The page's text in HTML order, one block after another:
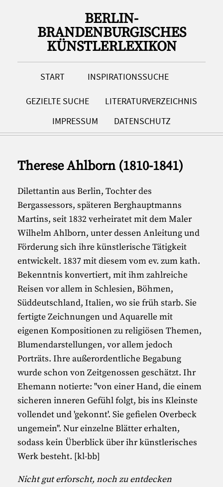
BERLIN-
BRANDENBURGISCHES
KÜNSTLERLEXIKON
START INSPIRATIONSSUCHE
GEZIELTE SUCHE
LITERATURVERZEICHNIS
IMPRESSUM
DATENSCHUTZ
Therese Ahlborn (1810-1841)
Dilettantin aus Berlin, Tochter des
Bergassessors, späteren Berghauptmanns
Martins, seit 1832 verheiratet mit dem Maler
Wilhelm Ahlborn, unter dessen Anleitung und
Förderung sich ihre künstlerische Tätigkeit
entwickelt. 1837 mit diesem vom ev. zum kath.
Bekenntnis konvertiert, mit ihm zahlreiche
Reisen vor allem in Schlesien, Böhmen,
Süddeutschland, Italien, wo sie früh starb. Sie
fertigte Zeichnungen und Aquarelle mit
eigenen Kompositionen zu religiösen Themen,
Blumendarstellungen, vor allem jedoch
Porträts. Ihre außerordentliche Begabung
wurde schon von Zeitgenossen geschätzt. Ihr
Ehemann notierte: "von einer Hand, die einem
sicheren inneren Gefühl folgt, bis ins Kleinste
vollendet und 'gekonnt'. Sie gefielen Overbeck
ungemein". Nur einzelne Blätter erhalten,
sodass kein Überblick über ihr künstlerisches
Werk besteht. [kl-bb]
Nicht gut erforscht, noch zu entdecken